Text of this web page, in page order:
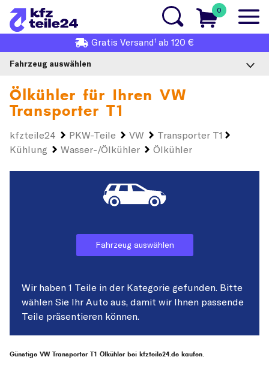
0
Gratis Versand1 ab 120 €
Fahrzeug auswählen
Ölkühler für Ihren VW
Transporter T1
kfzteile24 PKW-Teile VW
Transporter T1
Kühlung
Wasser-/Ölkühler Ölkühler
Fahrzeug auswählen
Wir haben 1 Teile in der Kategorie gefunden. Bitte
wählen Sie Ihr Auto aus, damit wir Ihnen passende
Teile präsentieren können.
Günstige VW Transporter T1 Ölkühler bei kfzteile24.de kaufen.